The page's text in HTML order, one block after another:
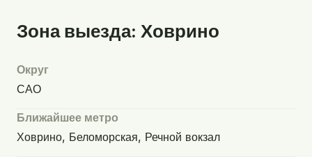
Зона выезда: Ховрино
Округ
САО
Ближайшее метро
Ховрино, Беломорская, Речной вокзал